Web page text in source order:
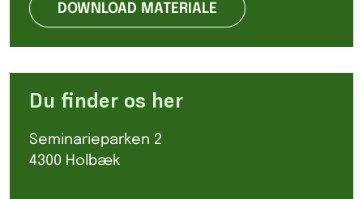
DOWNLOAD MATERIALE
Du finder os her
Seminarieparken 2
4300 Holbæk